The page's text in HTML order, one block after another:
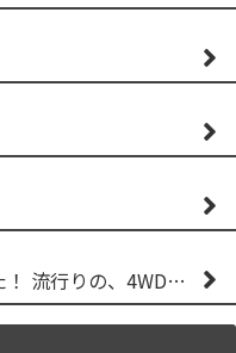
今日は、乗用草刈機の納品でした！ 流行りの、4WD！ #イセキアグリ #オーレック #四駆 #増税間近